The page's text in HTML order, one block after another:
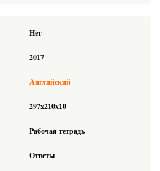
Нет
2017
Английский
297x210x10
Рабочая тетрадь
Ответы